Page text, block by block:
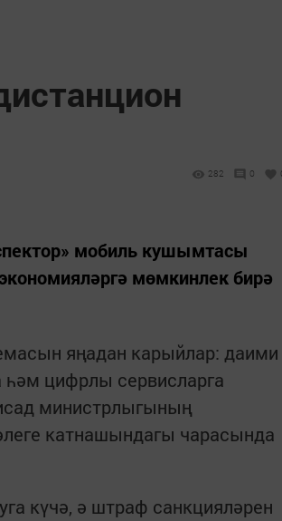
282 0
мобиль кушымтасы
мөмкинлек бирә
яңадан карыйлар: даими
цифрлы сервисларга
министрлыгының
катнашындагы чарасында
күчә, ә штраф санкцияләрен